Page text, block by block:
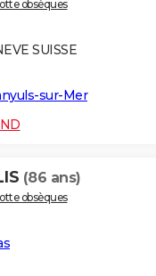
obsèques
SUISSE
sur-Mer
(86 ans)
obsèques